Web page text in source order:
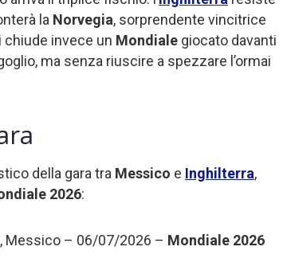
la Norvegia, sorprendente vincitrice
chiude invece un Mondiale giocato davanti
ma senza riuscire a spezzare l’ormai
della gara tra Messico e Inghilterra,
2026:
Messico – 06/07/2026 – Mondiale 2026